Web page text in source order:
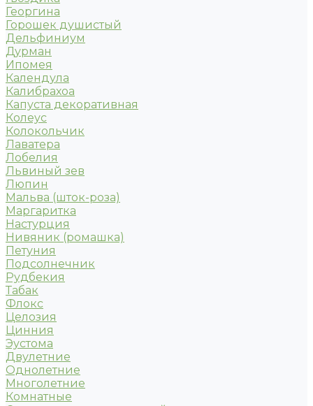
Георгина
Горошек душистый
Дельфиниум
Дурман
Ипомея
Календула
Калибрахоа
Капуста декоративная
Колеус
Колокольчик
Лаватера
Лобелия
Львиный зев
Люпин
Мальва (шток-роза)
Маргаритка
Настурция
Нивяник (ромашка)
Петуния
Подсолнечник
Рудбекия
Табак
Флокс
Целозия
Цинния
Эустома
Двулетние
Однолетние
Многолетние
Комнатные